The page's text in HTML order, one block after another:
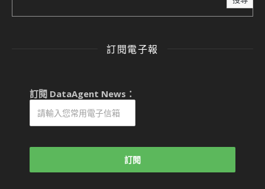
訂閱電子報
訂閱 DataAgent News：